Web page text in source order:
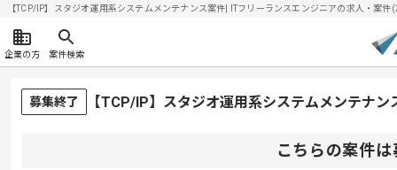
【TCP/IP】スタジオ運用系システムメンテナンス案件| ITフリーランスエンジニアの求人・案
企業の方 案件検索
募集終了 【TCP/IP】スタジオ運用系システムメンテナ
こちらの案件